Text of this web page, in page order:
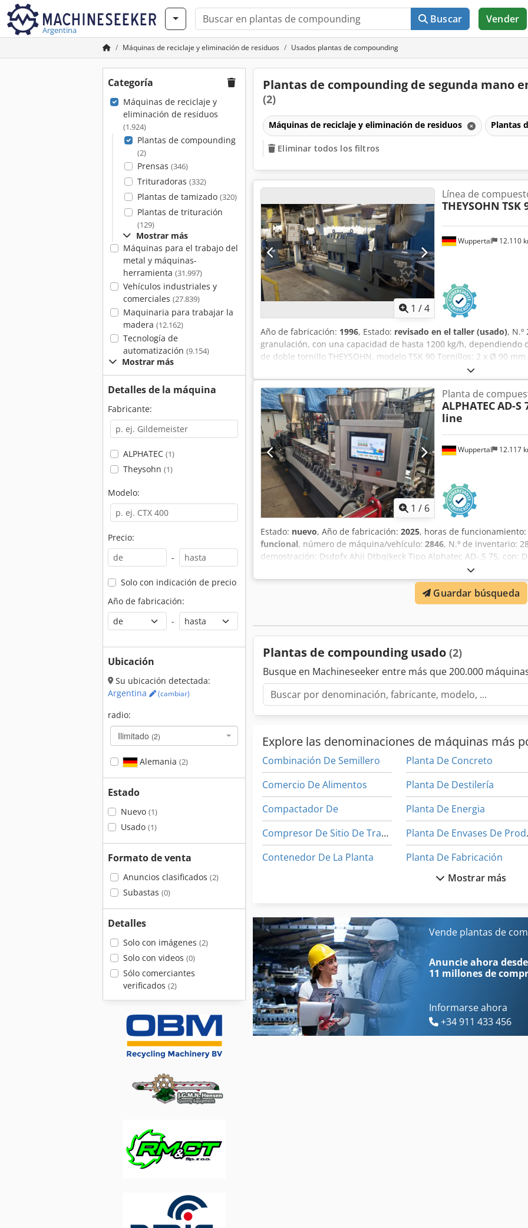
Argentina
Buscar Vender
Máquinas de reciclaje y eliminación de residuos Usados plantas de compounding
Categoría
Máquinas de reciclaje y
eliminación de residuos
(1.924)
Plantas de compounding
(2)
Prensas (346)
Trituradoras (332)
Plantas de tamizado (320)
Plantas de trituración
(129)
Mostrar más
Máquinas para el trabajo del
metal y máquinas-
herramienta (31.997)
Vehículos industriales y
comerciales (27.839)
Maquinaria para trabajar la
madera (12.162)
Tecnología de
automatización (9.154)
Mostrar más
Detalles de la máquina
Fabricante:
ALPHATEC (1)
Theysohn (1)
Modelo:
Precio:
-
Solo con indicación de precio
Año de fabricación:
-
Ubicación
Su ubicación detectada:
Argentina
(cambiar)
radio:
Ilimitado (2)
Alemania (2)
Estado
Nuevo (1)
Usado (1)
Formato de venta
Anuncios clasificados (2)
Subastas (0)
Detalles
Solo con imágenes (2)
Solo con videos (0)
Sólo comerciantes
verificados (2)
Plantas de compounding de segunda mano
(2)
Máquinas de reciclaje y eliminación de residuos Plantas
Eliminar todos los filtros
1 /4
Wuppertal 12.110
Línea de
THEYSOHN TSK
Año de fabricación: 1996, Estado: revisado en el taller (usado),
granulación, con una capacidad de hasta 1200 kg/h, dependiendo
de doble tornillo THEYSOHN, modelo TSK 90 Tornillos: 2 x Ø 90
Tornillos y cilindros segmentados, con refrigeración por agua/
hasta 300 rpm Motor de la extrusora: 255 kW, CC 1 extrusora
tornillo, con motor de 3 kW 3 orificios de desgasificación 1
tamiz de 176 mm, con sistema hidráulico 1 bomba de fusión con
modelo K-SWE 180 RS, con sistema de lavado a contracorriente e
orificios de Ø 3,5 mm 1 cuba de enfriamiento de hilos de 620 x
motor de 11 kW Control mediante pantalla ResoTec / armario de
disponible a corto plazo, previa cita. Puede encontrar más líneas
lista de máquinas, disponible en línea en nuestra página web.
1 / 6
Wuppertal 12.117
Planta de
ALPHATECAD-S
line
Estado: nuevo, Año de fabricación: 2025, horas de funcionamiento:
funcional, número de máquina/vehículo: 2846, N.º de inventario:
demostración: Dsdpfx Ahji Dtbqjkeck Tipo Alphatec AD-.S 75, con:
segmentados, funcionamiento sincronizado, sellado por peine,
agua/medio Capacidad de rendimiento hasta 1200 kg/h,
Relación L/D: 48 3 zonas de desgasificación, 1 bomba de vacío con
alimentadores laterales, tipo ZS-B Control: Siemens HMI Touch
para demostración. Es posible realizar una prueba con su material,
Guardar búsqueda
Plantas de compounding usado (2)
Busque en Machineseeker entre más que 200.000
Explore las denominaciones de máquinas más
Combinación De Semillero
Comercio De Alimentos
Compactador De
Compresor De Sitio De Trabajo
Contenedor De La Planta
Mezcla De Plantas
Máquinas Para
Planta De Concreto
Planta De Destilería
Planta De Energia
Planta
Planta De Fabricación
Planta De Mezcla
Planta De Molienda
Mostrar más
Vende plantas de
Anuncie ahora desde
11 millones de
Informarse ahora
+34 911 433 456